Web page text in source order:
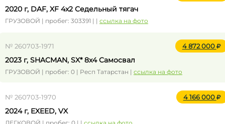
2020 г, DAF, XF 4x2 Седельный тягач
ГРУЗОВОЙ | пробег: 303391 | | ссылка на фото
№ 260703-1971 4 872 000
2023 г, SHACMAN, SX* 8x4 Самосвал
ГРУЗОВОЙ | пробег: 0 | Респ Татарстан | ссылка на фото
№ 260703-1970 4 166 000
2024 г, EXEED, VX